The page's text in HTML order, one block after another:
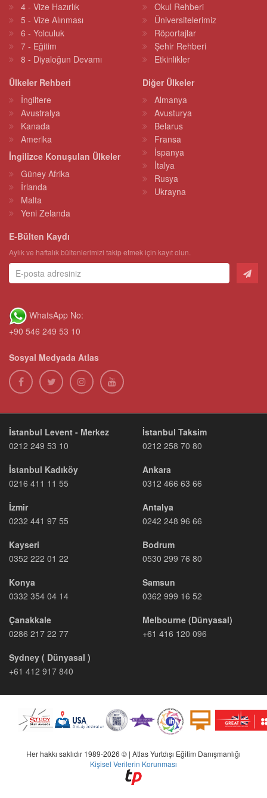
4 - Vize Hazırlık
5 - Vize Alınması
6 - Yolculuk
7 - Eğitim
8 - Diyaloğun Devamı
Okul Rehberi
Üniversitelerimiz
Röportajlar
Şehir Rehberi
Etkinlikler
Ülkeler Rehberi
İngiltere
Avustralya
Kanada
Amerika
İngilizce Konuşulan Ülkeler
Güney Afrika
İrlanda
Malta
Yeni Zelanda
Diğer Ülkeler
Almanya
Avusturya
Belarus
Fransa
İspanya
İtalya
Rusya
Ukrayna
E-Bülten Kaydı
Aylık ve haftalık bültenlerimizi takip etmek için kayıt olun.
WhatsApp No:
+90 546 249 53 10
Sosyal Medyada Atlas
İstanbul Levent - Merkez
0212 249 53 10
İstanbul Taksim
0212 258 70 80
İstanbul Kadıköy
0216 411 11 55
Ankara
0312 466 63 66
İzmir
0232 441 97 55
Antalya
0242 248 96 66
Kayseri
0352 222 01 22
Bodrum
0530 299 76 80
Konya
0332 354 04 14
Samsun
0362 999 16 52
Çanakkale
0286 217 22 77
Melbourne (Dünyasal)
+61 416 120 096
Sydney ( Dünyasal )
+61 412 917 840
Her hakkı saklıdır 1989-2026 © | Atlas Yurtdışı Eğitim Danışmanlığı
Kişisel Verilerin Korunması